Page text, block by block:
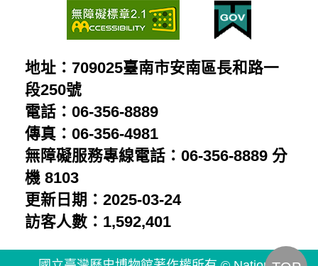
胡
鑫
麟
留
給
兒
子
的
星
象
制
的
普
通
人
民：
陳
澄
波
受
地址：709025臺南市安南區長和路一
段250號
電話：06-356-8889
傳真：06-356-4981
無障礙服務專線電話：06-356-8889 分
機 8103
更新日期：2025-03-24
訪客人數：1,592,401